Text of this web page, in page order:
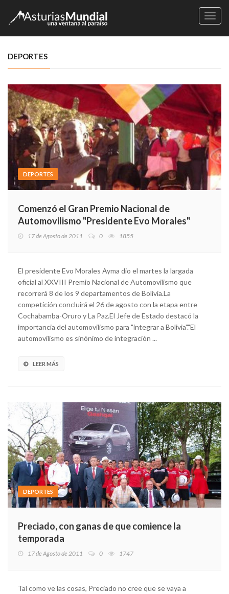
DEPORTES
DEPORTES
Comenzó el Gran Premio Nacional de
Automovilismo "Presidente Evo Morales"
17 de Agosto de 2011 0 1855
El presidente Evo Morales Ayma dio el martes la largada
oficial al XXVIII Premio Nacional de Automovilismo que
recorrerá 8 de los 9 departamentos de Bolivia.La
competición concluirá el 26 de agosto con la etapa entre
Cochabamba-Oruro y La Paz.El Jefe de Estado destacó la
importancia del automovilismo para "integrar a Bolivia"."El
automovilismo es sinónimo de integración ...
LEER MÁS
DEPORTES
Preciado, con ganas de que comience la
temporada
17 de Agosto de 2011 0 1747
Tal como ve las cosas, Preciado no cree que se vaya a